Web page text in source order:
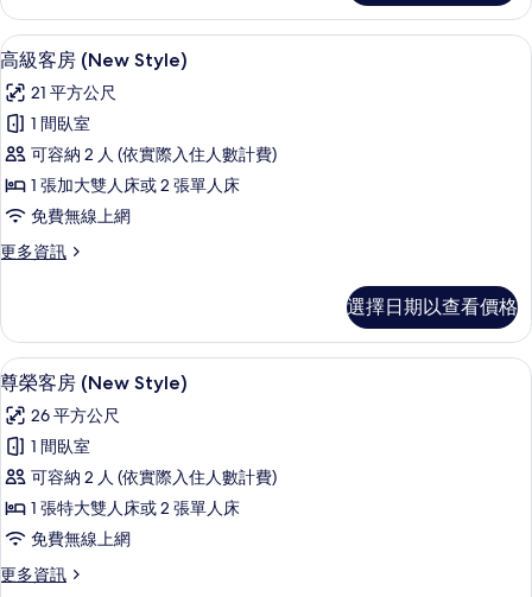
的
所
有
相
片
客
房
(Adjoining
extrabed
4AD+2CH)
詳
情
顯
示
高
級
客
房
(New
Style)
有
相
片
迷你吧、客房內保險箱、書桌、遮光
4
高級客房 (New Style)
21 平方公尺
1 間臥室
可容納 2 人 (依實際入住人數計費)
1 張加大雙人床或 2 張單人床
免費無線上網
更多資訊
更
客
房
(New
Style)
的
詳
選擇日期以查看價格
顯
示
尊
榮
客
房
(New
Style)
迷你吧、客房內保險箱、書桌、遮光
8
尊榮客房 (New Style)
26 平方公尺
1 間臥室
可容納 2 人 (依實際入住人數計費)
1 張特大雙人床或 2 張單人床
免費無線上網
更多資訊
更